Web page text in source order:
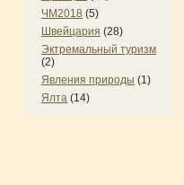
ЧМ2018 (5)
Швейцария (28)
Эктремальный туризм
(2)
Явления природы (1)
Ялта (14)